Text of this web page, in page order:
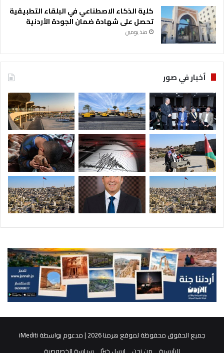
كلية الذكاء الاصطناعي في البلقاء التطبيقية
تحصل على شهادة ضمان الجودة الأردنية
منذ يومين
أخبار في صور
جميع الحقوق محفوظة لموقع هرمنا 2026 | مدعوم بواسطة
iMediti